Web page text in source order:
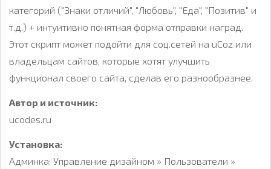
категорий ("Знаки отличий", "Любовь", "Еда", "Позитив" и
т.д.) + интуитивно понятная форма отправки наград.
Этот скрипт может подойти для соц.сетей на uCoz или
владельцам сайтов, которые хотят улучшить
функционал своего сайта, сделав его разнообразнее.
Автор и источник:
ucodes.ru
Установка:
Админка: Управление дизайном » Пользователи »